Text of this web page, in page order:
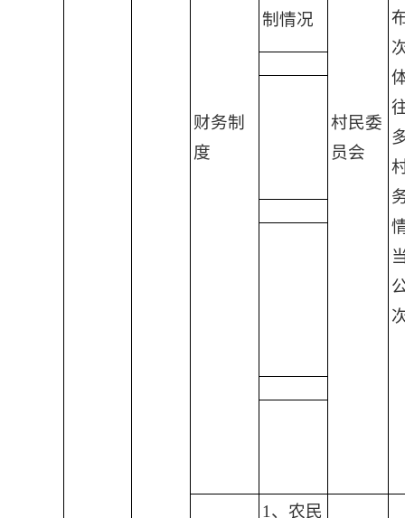
财务制
度
村民委
员会
制情况
1、农民